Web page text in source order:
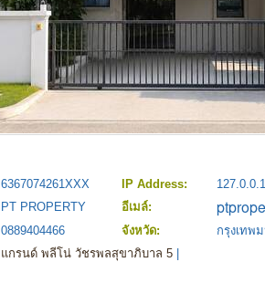
6367074261XXX IP Address:
127.0.0.1
PT PROPERTY
อีเมล์:
0889404466 จังหวัด:
กรุงเทพ
แกรนด์ พลีโน่ วัชรพลสุขาภิบาล 5